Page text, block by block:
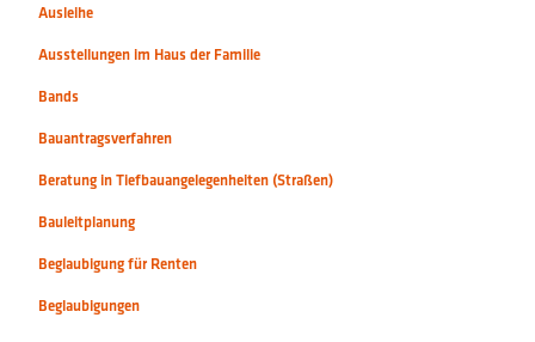
Ausleihe
Ausstellungen im Haus der Familie
Bands
Bauantragsverfahren
Beratung in Tiefbauangelegenheiten (Straßen)
Bauleitplanung
Beglaubigung für Renten
Beglaubigungen